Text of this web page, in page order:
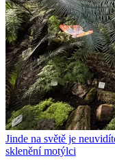
Jinde na světě je
sklenění motýlci